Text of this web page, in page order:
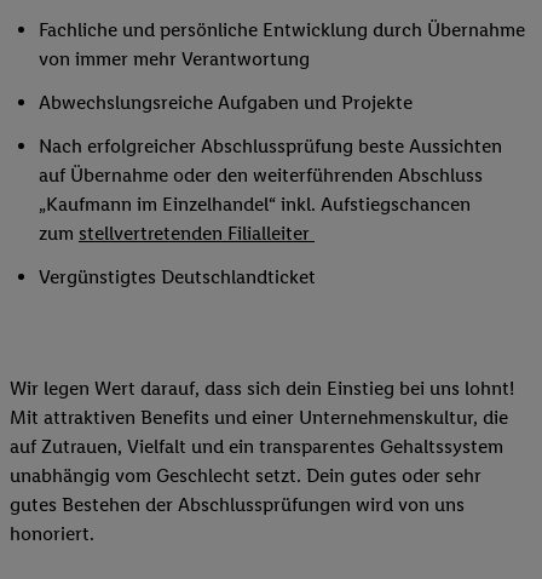
Fachliche und persönliche Entwicklung durch Übernahme
von immer mehr Verantwortung
Abwechslungsreiche Aufgaben und Projekte
Nach erfolgreicher Abschlussprüfung beste Aussichten
auf Übernahme oder den weiterführenden Abschluss
„Kaufmann im Einzelhandel“ inkl. Aufstiegschancen
zum stellvertretenden Filialleiter
Vergünstigtes Deutschlandticket
Wir legen Wert darauf, dass sich dein Einstieg bei uns lohnt!
Mit attraktiven Benefits und einer Unternehmenskultur, die
auf Zutrauen, Vielfalt und ein transparentes Gehaltssystem
unabhängig vom Geschlecht setzt. Dein gutes oder sehr
gutes Bestehen der Abschlussprüfungen wird von uns
honoriert.